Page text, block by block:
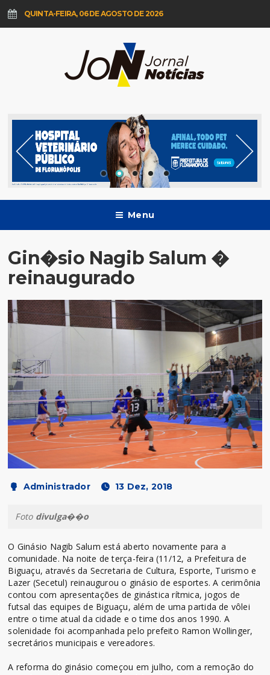
QUINTA-FEIRA, 06 DE AGOSTO DE 2026
Menu
Gin�sio Nagib Salum �
reinaugurado
Administrador 13 Dez, 2018
Foto divulga��o
O Ginásio Nagib Salum está aberto novamente para a
comunidade. Na noite de terça-feira (11/12, a Prefeitura de
Biguaçu, através da Secretaria de Cultura, Esporte, Turismo e
Lazer (Secetul) reinaugurou o ginásio de esportes. A cerimônia
contou com apresentações de ginástica rítmica, jogos de
futsal das equipes de Biguaçu, além de uma partida de vôlei
entre o time atual da cidade e o time dos anos 1990. A
solenidade foi acompanhada pelo prefeito Ramon Wollinger,
secretários municipais e vereadores.
A reforma do ginásio começou em julho, com a remoção do